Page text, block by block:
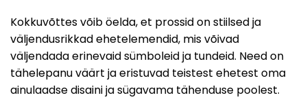
Kokkuvõttes võib öelda, et prossid on stiilsed ja
väljendusrikkad ehetelemendid, mis võivad
väljendada erinevaid sümboleid ja tundeid. Need on
tähelepanu väärt ja eristuvad teistest ehetest oma
ainulaadse disaini ja sügavama tähenduse poolest.